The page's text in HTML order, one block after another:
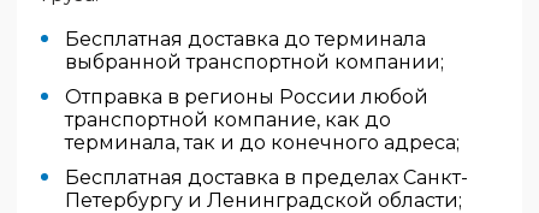
Бесплатная доставка до терминала
выбранной транспортной компании;
Отправка в регионы России любой
транспортной компание, как до
терминала, так и до конечного адреса;
Бесплатная доставка в пределах Санкт-
Петербургу и Ленинградской области;